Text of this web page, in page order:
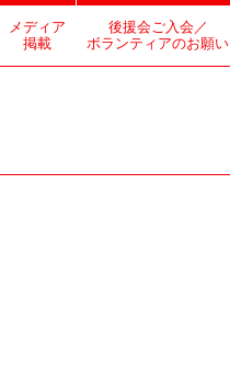
メディア
掲載
後援会ご入会／
ボランティアのお願い